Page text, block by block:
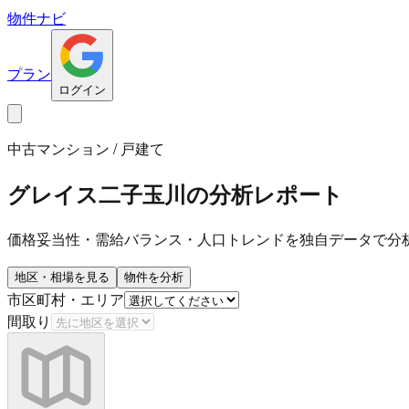
物件ナビ
プラン
ログイン
中古マンション / 戸建て
グレイス二子玉川の分析レポート
価格妥当性・需給バランス・人口トレンドを独自データで分
地区・相場を見る 物件を分析
市区町村・エリア
間取り